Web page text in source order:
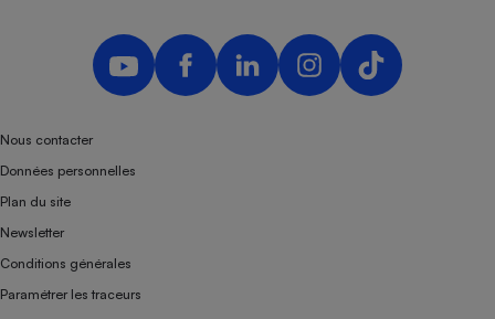
Nous contacter
Données personnelles
Plan du site
Newsletter
Conditions générales
Paramétrer les traceurs